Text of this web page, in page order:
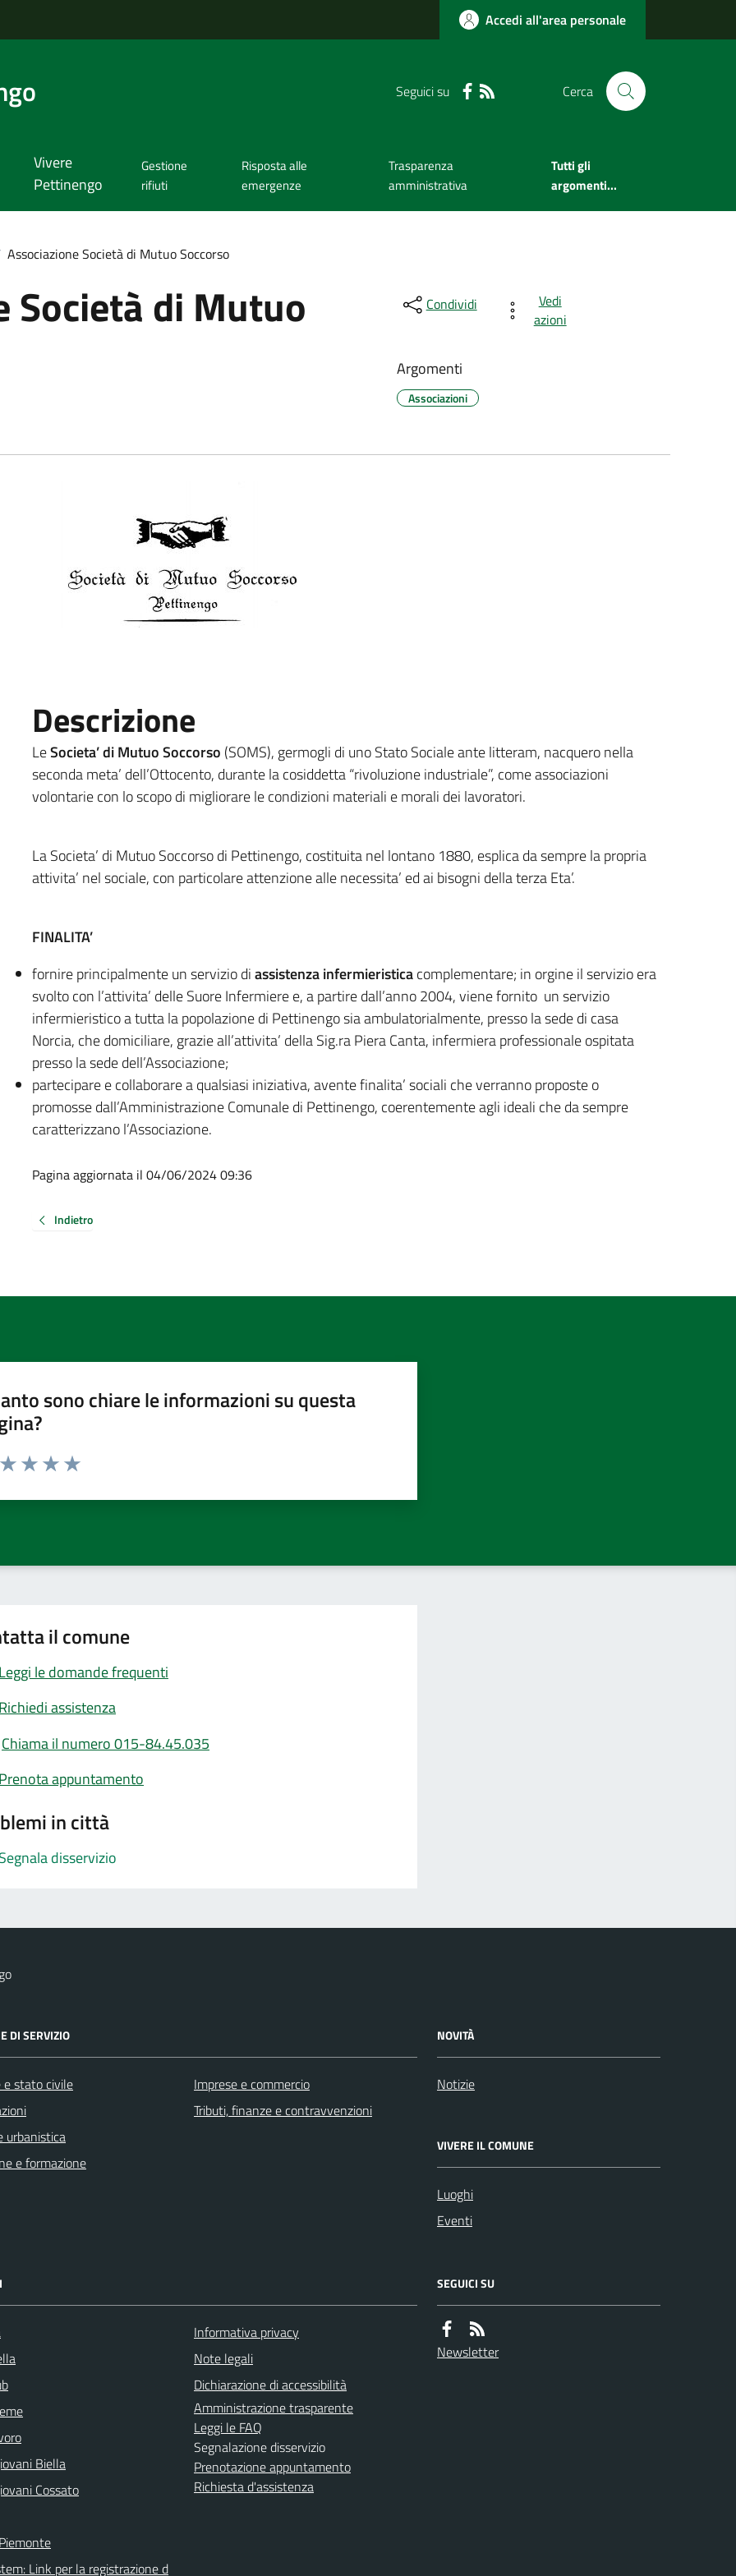
Accedi all'area personale
Seguici su Cerca
Vivere
Pettinengo
Gestione
rifiuti
Risposta alle
emergenze
Trasparenza
amministrativa
Tutti gli
argomenti...
Associazione Società di Mutuo Soccorso
Società di Mutuo Condividi
Vedi
azioni
Argomenti
Associazioni
Descrizione
LeSocieta’ di Mutuo Soccorso (SOMS), germogli di uno Stato Sociale ante litteram, nacquero nella
seconda meta’ dell’Ottocento, durante la cosiddetta “rivoluzione industriale”, come associazioni
volontarie con lo scopo di migliorare le condizioni materiali e morali dei lavoratori.
La Societa’ di Mutuo Soccorso di Pettinengo, costituita nel lontano 1880, esplica da sempre la propria
attivita’ nel sociale, con particolare attenzione alle necessita’ ed ai bisogni della terza Eta’.
FINALITA’
fornire principalmente un servizio diassistenza infermieristicacomplementare; in orgine il servizio era
svolto con l’attivita’ delle Suore Infermiere e, a partire dall’anno 2004, viene fornito un servizio
infermieristico a tutta la popolazione di Pettinengo sia ambulatorialmente, presso la sede di casa
Norcia, che domiciliare, grazie all’attivita’ della Sig.ra Piera Canta, infermiera professionale ospitata
presso la sede dell’Associazione;
partecipare e collaborare a qualsiasi iniziativa, avente finalita’ sociali che verranno proposte o
promosse dall’Amministrazione Comunale di Pettinengo, coerentemente agli ideali che da sempre
caratterizzano l’Associazione.
Pagina aggiornata il 04/06/2024 09:36
Indietro
sono chiare le informazioni su questa
da 1 a 5 stelle la pagina
il comune
Leggi le domande frequenti
Richiedi assistenza
Chiama il numero 015-84.45.035
Prenota appuntamento
in città
Segnala disservizio
DI SERVIZIO
e stato civile
urbanistica
e formazione
Imprese e commercio
Tributi, finanze e contravvenzioni
NOVITÀ
Notizie
VIVERE IL COMUNE
Luoghi
Eventi
Biella
Cossato
Link per la registrazione d
Informativa privacy
Note legali
Dichiarazione di accessibilità
Amministrazione trasparente
Leggi le FAQ
Segnalazione disservizio
Prenotazione appuntamento
Richiesta d'assistenza
SEGUICI SU
Newsletter